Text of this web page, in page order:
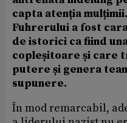
capta atenția
Fuhrerului a fost
de istorici ca fiind
copleșitoare și care
putere și genera
supunere.
În mod remarcabil,